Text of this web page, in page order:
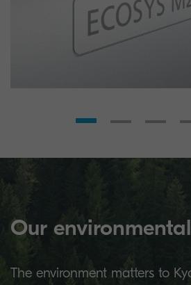
Our
The environment matters to